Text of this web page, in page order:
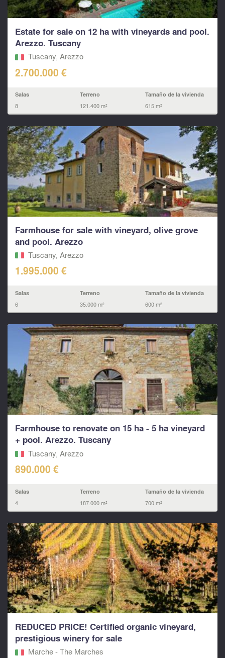
Estate for sale on 12 ha with vineyards and pool.
Arezzo. Tuscany
Tuscany, Arezzo
2.700.000 €
Salas
8
Terreno
121.400 m²
Tamaño de la vivienda
615 m²
Farmhouse for sale with vineyard, olive grove
and pool. Arezzo
Tuscany, Arezzo
1.995.000 €
Salas
6
Terreno
35.000 m²
Tamaño de la vivienda
600 m²
Farmhouse to renovate on 15 ha - 5 ha vineyard
+ pool. Arezzo. Tuscany
Tuscany, Arezzo
890.000 €
Salas
4
Terreno
187.000 m²
Tamaño de la vivienda
700 m²
REDUCED PRICE! Certified organic vineyard,
prestigious winery for sale
Marche - The Marches